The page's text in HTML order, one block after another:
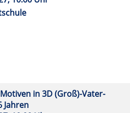
in 3D (Groß)-Vater-
Jahren